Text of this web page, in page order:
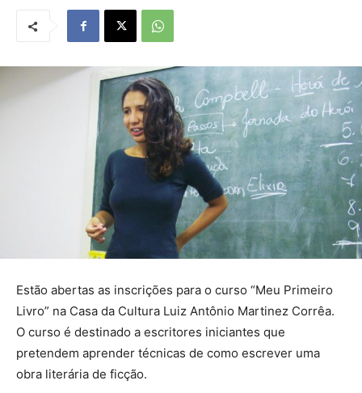
Estão abertas as inscrições para o curso “Meu Primeiro
Livro” na Casa da Cultura Luiz Antônio Martinez Corrêa.
O curso é destinado a escritores iniciantes que
pretendem aprender técnicas de como escrever uma
obra literária de ficção.